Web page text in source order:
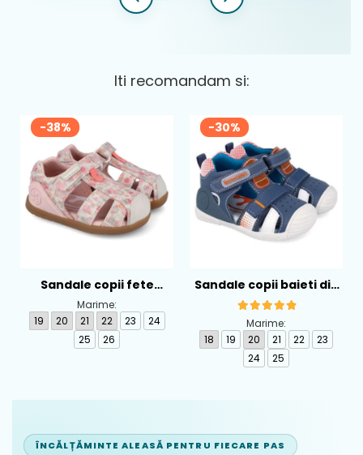
Iti recomandam si:
-38%
Sandale copii fete
calapod lat din textil
Biomecanics, Roz -
262193-A103
Marime:
19
20 21 22 23
24
25
26
-30%
Sandale copii baieti din
piele Biomecanics,
Albastru - 262124-A556
Marime:
18
19 20 21 22
23
24
25
ÎNCĂLȚĂMINTE ALEASĂ PENTRU FIECARE PAS